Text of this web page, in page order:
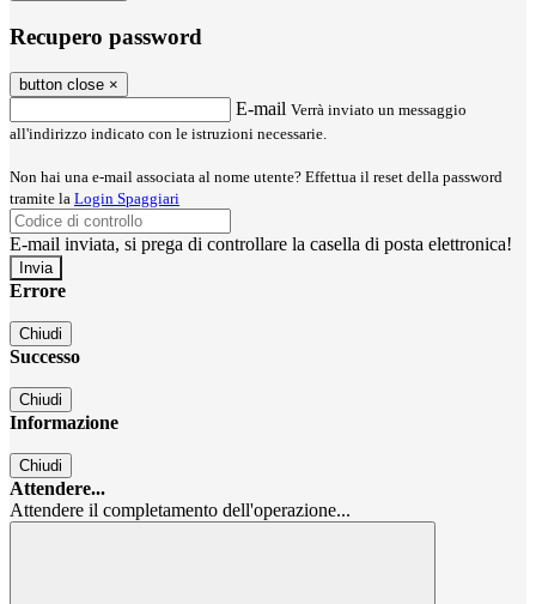
Recupero password
button close ×
E-mail Verrà inviato un messaggio
all'indirizzo indicato con le istruzioni necessarie.
Non hai una e-mail associata al nome utente? Effettua il reset della password
tramite la Login Spaggiari
E-mail inviata, si prega di controllare la casella di posta elettronica!
Errore
Chiudi
Successo
Chiudi
Informazione
Chiudi
Attendere...
Attendere il completamento dell'operazione...